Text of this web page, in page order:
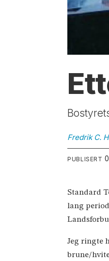
Fredrik C.
PUBLISERT
Standard
lang
Jeg ringte
brune/